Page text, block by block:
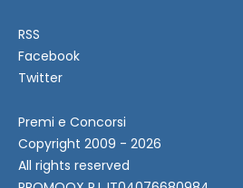
RSS
Facebook
Twitter
Premi e Concorsi
Copyright 2009 - 2026
All rights reserved